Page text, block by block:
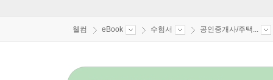
웰컴 eBook 수험서 공인중개사/주택...